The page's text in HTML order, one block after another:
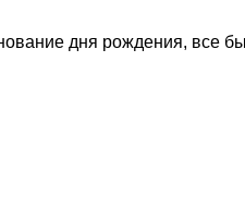
дня рождения, все